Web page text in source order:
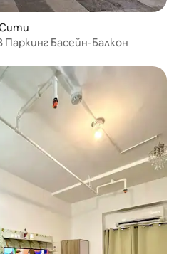
Басейн-Балкон